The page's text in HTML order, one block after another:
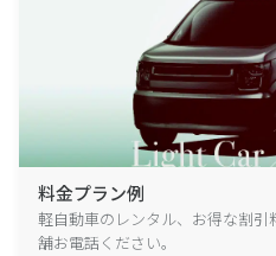
料金プラン例
軽自動車のレンタル、お得な割
舗お電話ください。